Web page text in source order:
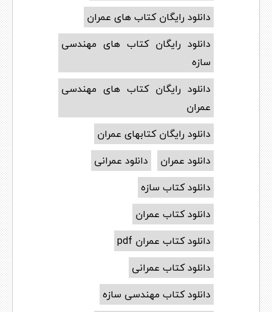
دانلود رایگان کتاب های عمران
دانلود رایگان کتاب های مهندسی
سازه
دانلود رایگان کتاب های مهندسی
عمران
دانلود رایگان کتابهای عمران
دانلود عمران
دانلود عمرانی
دانلود کتاب سازه
دانلود کتاب عمران
دانلود کتاب عمران pdf
دانلود کتاب عمرانی
دانلود کتاب مهندسی سازه